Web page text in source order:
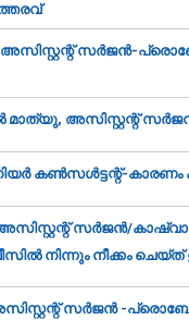
സര്‍ജന്‍-
അസിസ്റ്റന്റ്
കണ്‍സള്‍ട്ടന്റ്‌-കാരണം
സര്‍ജന്‍/
നിന്നും നീക്കം
സര്‍ജന്‍ -